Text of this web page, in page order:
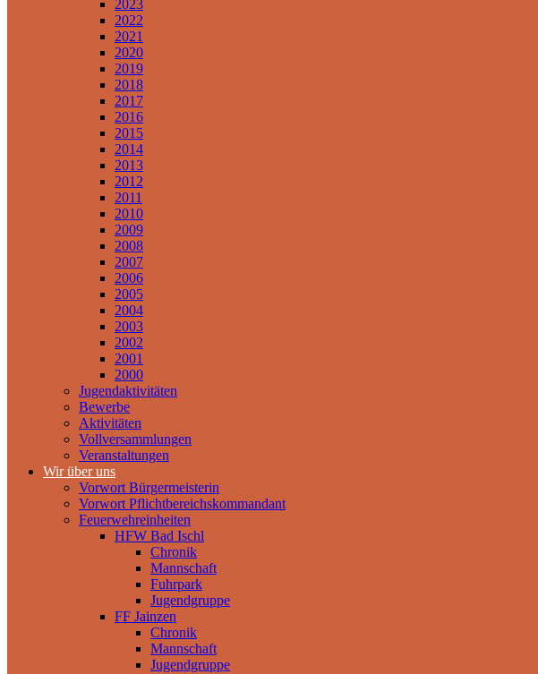
2023
2022
2021
2020
2019
2018
2017
2016
2015
2014
2013
2012
2011
2010
2009
2008
2007
2006
2005
2004
2003
2002
2001
2000
Jugendaktivitäten
Bewerbe
Aktivitäten
Vollversammlungen
Veranstaltungen
Wir über uns
Vorwort Bürgermeisterin
Vorwort Pflichtbereichskommandant
Feuerwehreinheiten
HFW Bad Ischl
Chronik
Mannschaft
Fuhrpark
Jugendgruppe
FF Jainzen
Chronik
Mannschaft
Jugendgruppe